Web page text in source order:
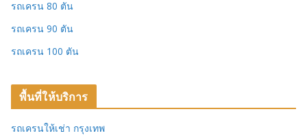
รถเครน 80 ตัน
รถเครน 90 ตัน
รถเครน 100 ตัน
พื้นที่ให้บริการ
รถเครนให้เช่า กรุงเทพ